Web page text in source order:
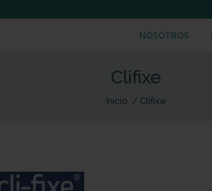
NOSOTROS
Clifixe
Inicio Clifixe